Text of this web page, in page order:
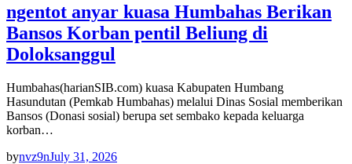
ngentot anyar kuasa Humbahas Berikan
Bansos Korban pentil Beliung di
Doloksanggul
Humbahas(harianSIB.com) kuasa Kabupaten Humbang
Hasundutan (Pemkab Humbahas) melalui Dinas Sosial memberikan
Bansos (Donasi sosial) berupa set sembako kepada keluarga
korban…
bynvz9nJuly 31, 2026